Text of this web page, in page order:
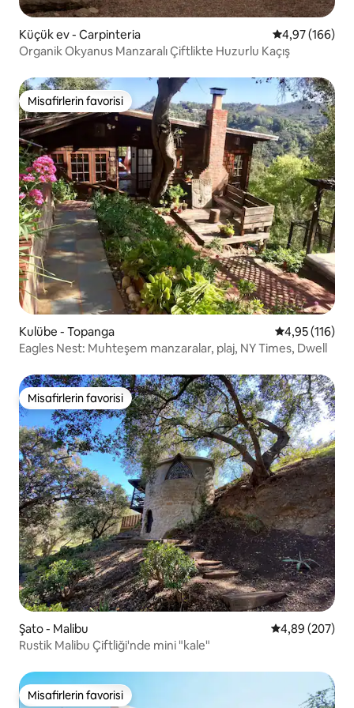
Küçük ev - Carpinteria 5 üzerinden
4,97 (166)
Organik Okyanus Manzaralı Çiftlikte Huzurlu Kaçış
Misafirlerin favorisi
Misafirlerin favorisi
Kulübe - Topanga 5 üzerinden
4,95 (116)
Eagles Nest: Muhteşem manzaralar, plaj, NY Times, Dwell
Misafirlerin favorisi
Misafirlerin favorisi
Şato - Malibu 5 üzerinden
4,89 (207)
Rustik Malibu Çiftliği'nde mini "kale"
Misafirlerin favorisi
Misafirlerin favorisi